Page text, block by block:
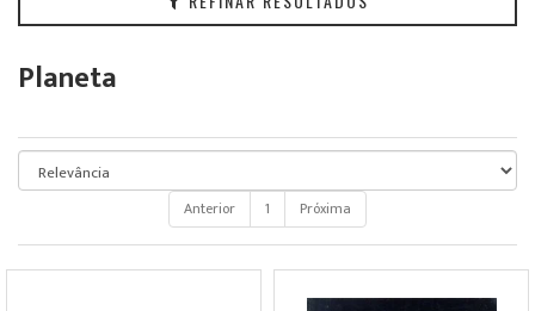
Planeta
Anterior 1 Próxima